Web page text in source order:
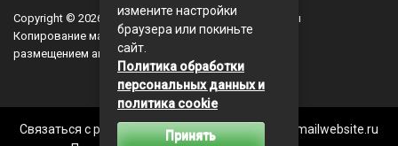
Copyright © 2026 BusinessMix- Экономика и финансы
Копирование материалов разрешается, только с
размещением активной ссылки на сайт
Связаться с редакцией сайта: businessmix.ru@mailwebsite.ru
измените настройки
браузера или покиньте
сайт.
Политика обработки
персональных данных и
политика cookie
Принять